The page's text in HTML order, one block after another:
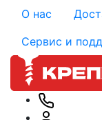
О нас
Сервис и